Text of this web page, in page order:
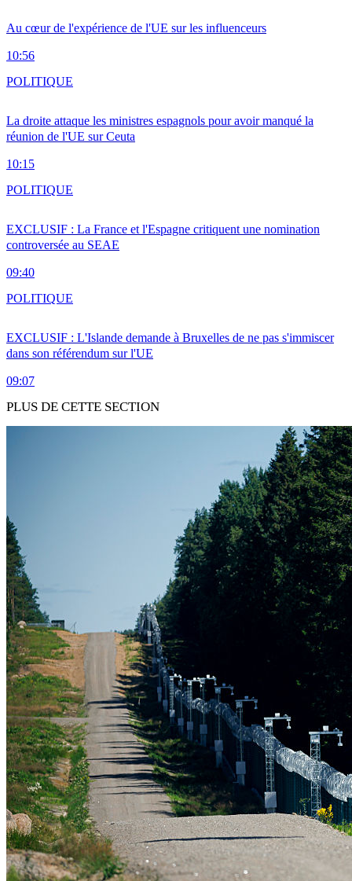
Au cœur de l'expérience de l'UE sur les influenceurs
10:56
La droite attaque les ministres espagnols pour avoir manqué la
réunion de l'UE sur Ceuta
10:15
POLITIQUE
EXCLUSIF : La France et l'Espagne critiquent une nomination
controversée au SEAE
09:40
POLITIQUE
EXCLUSIF : L'Islande demande à Bruxelles de ne pas s'immiscer
dans son référendum sur l'UE
09:07
POLITIQUE
PLUS DE CETTE SECTION